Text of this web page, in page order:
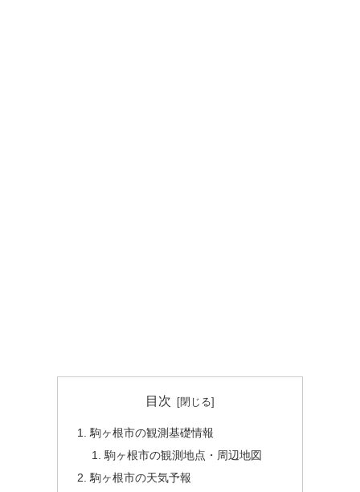
目次
駒ヶ根市の観測基礎情報
駒ヶ根市の観測地点・周辺地図
駒ヶ根市の天気予報